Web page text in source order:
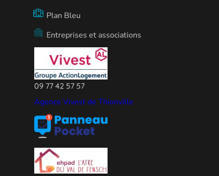
Plan Bleu
Entreprises et associations
09 77 42 57 57
Agence Vivest de Thionville